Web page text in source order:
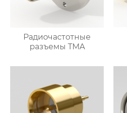
Радиочастотные
разъемы TMA